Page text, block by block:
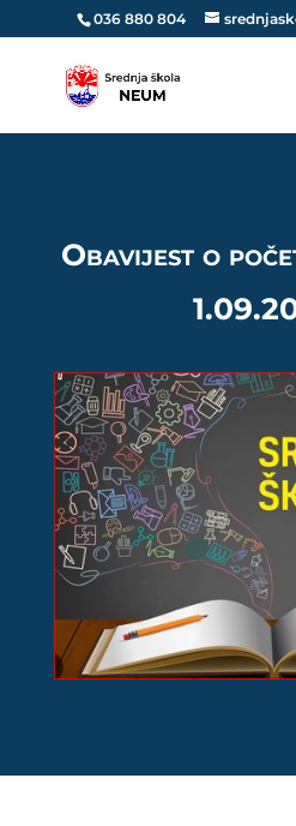
036 880 804
Obavijest o